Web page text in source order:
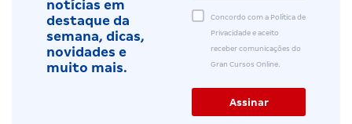
notícias em
destaque da
semana, dicas,
novidades e
muito mais.
Concordo com a Política de
Privacidade e aceito
receber comunicações do
Gran Cursos Online.